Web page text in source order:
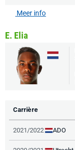
Meer info
E. Elia
Carrière
2021/2022 ADO